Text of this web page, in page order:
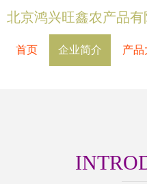
北京鸿兴旺鑫农产品有
首页 企业简介 产品